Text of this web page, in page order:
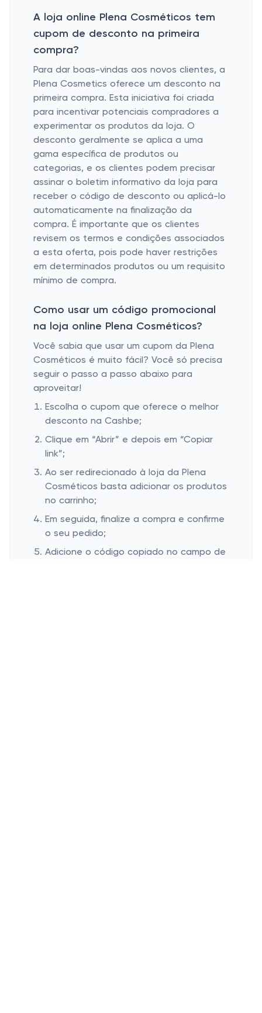
A loja online Plena Cosméticos tem
cupom de desconto na primeira
compra?
Para dar boas-vindas aos novos clientes, a
Plena Cosmetics oferece um desconto na
primeira compra. Esta iniciativa foi criada
para incentivar potenciais compradores a
experimentar os produtos da loja. O
desconto geralmente se aplica a uma
gama específica de produtos ou
categorias, e os clientes podem precisar
assinar o boletim informativo da loja para
receber o código de desconto ou aplicá-lo
automaticamente na finalização da
compra. É importante que os clientes
revisem os termos e condições associados
a esta oferta, pois pode haver restrições
em determinados produtos ou um requisito
mínimo de compra.
Como usar um código promocional
na loja online Plena Cosméticos?
Você sabia que usar um cupom da Plena
Cosméticos é muito fácil? Você só precisa
seguir o passo a passo abaixo para
aproveitar!
Escolha o cupom que oferece o melhor
desconto na Cashbe;
Clique em “Abrir” e depois em “Copiar
link”;
Ao ser redirecionado à loja da Plena
Cosméticos basta adicionar os produtos
no carrinho;
Em seguida, finalize a compra e confirme
o seu pedido;
Adicione o código copiado no campo de